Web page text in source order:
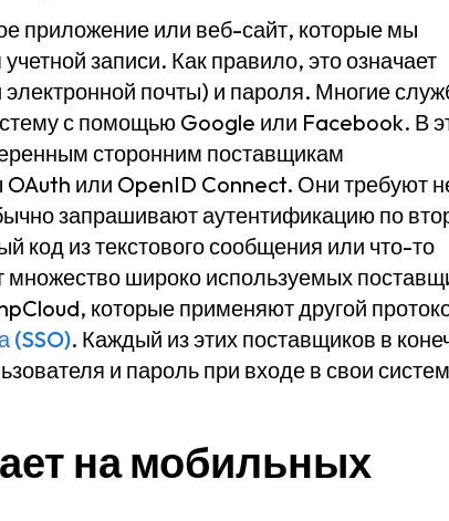
приложение или веб-сайт, которые мы
записи. Как правило, это означает
почты) и пароля. Многие
с помощью Google или Facebook. В
сторонним поставщикам
или OpenID Connect. Они требуют
запрашивают аутентификацию по
код из текстового сообщения или что-то
широко используемых
которые применяют другой
(SSO). Каждый из этих поставщиков в
и пароль при входе в свои
на мобильных